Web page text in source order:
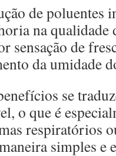
de poluentes
na qualidade
sensação de
da umidade
se
o que é
respiratórios
simples e